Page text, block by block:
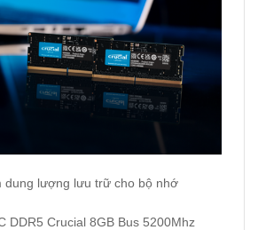
dung lượng lưu trữ cho bộ nhớ
DDR5 Crucial 8GB Bus 5200Mhz